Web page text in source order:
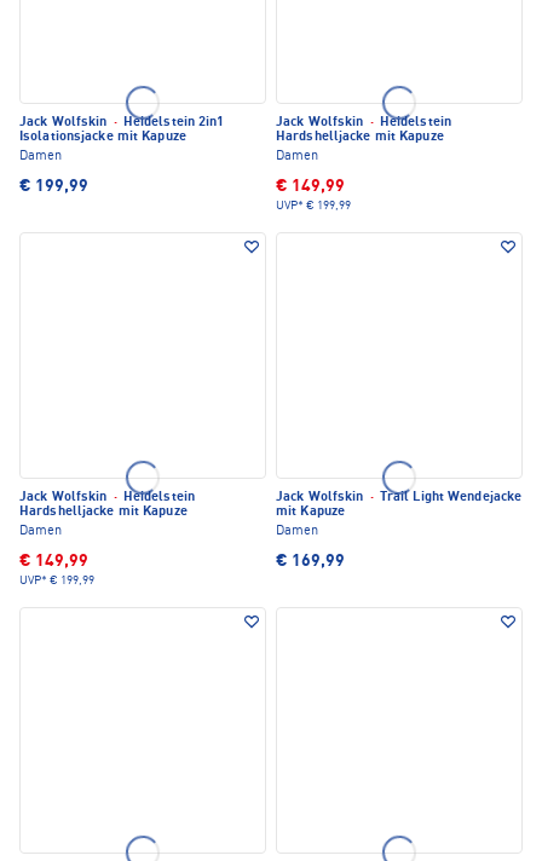
Jack Wolfskin · Heidelstein 2in1
Isolationsjacke mit Kapuze
Damen
€ 199,99
Jack Wolfskin · Heidelstein
Hardshelljacke mit Kapuze
Damen
€ 149,99
UVP* € 199,99
Jack Wolfskin · Heidelstein
Hardshelljacke mit Kapuze
Damen
€ 149,99
UVP* € 199,99
Jack Wolfskin ·
Trail Light Wendejacke
mit Kapuze
Damen
€ 169,99